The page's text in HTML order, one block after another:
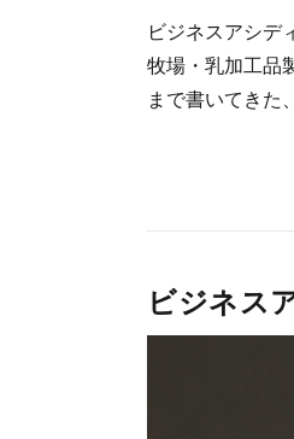
ビジネスアシデ
牧場・乳加工品
まで書いてきた
ビジネス